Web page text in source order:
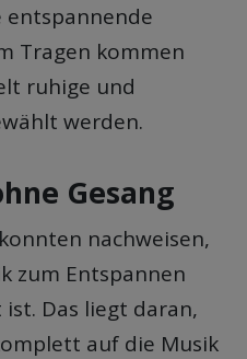
entspannende
Tragen kommen
ruhige und
werden.
Gesang
nachweisen,
zum Entspannen
Das liegt daran,
auf die Musik